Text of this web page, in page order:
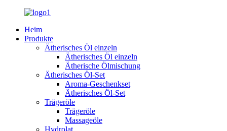
Heim
Produkte
Ätherisches Öl einzeln
Ätherisches Öl einzeln
Ätherische Ölmischung
Ätherisches Öl-Set
Aroma-Geschenkset
Ätherisches Öl-Set
Trägeröle
Trägeröle
Massageöle
Hydrolat